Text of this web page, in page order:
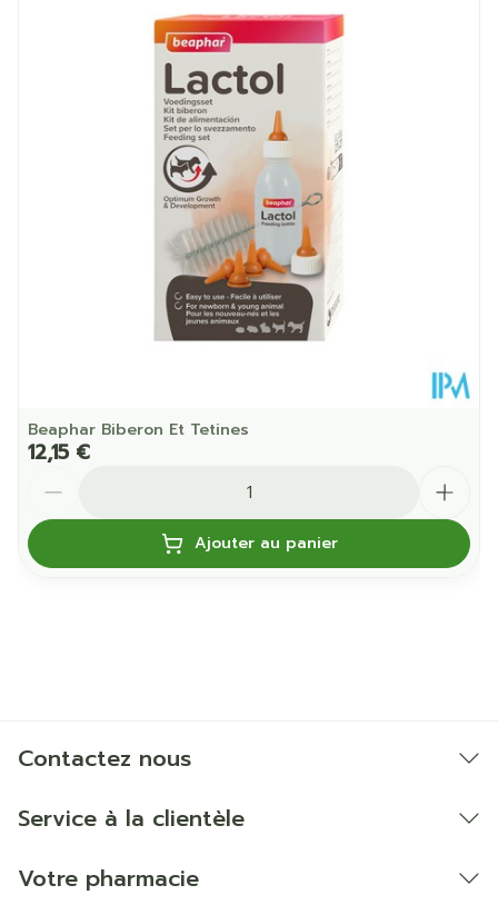
150 mm
50
Température ambiante (15°C -
25°C)
Beaphar Biberon Et Tetines
12,15 €
Ajouter au panier
Contactez nous
Service à la clientèle
Votre pharmacie